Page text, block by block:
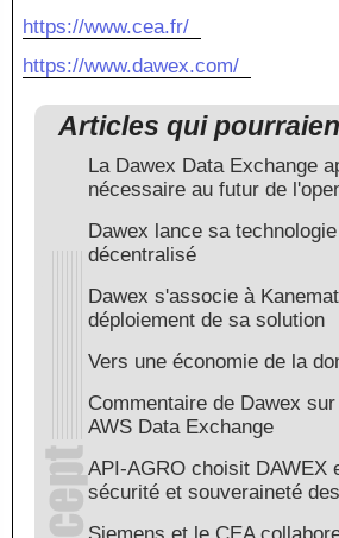
https://www.cea.fr/
https://www.dawex.com/
Articles qui
La Dawex Data Exchange
nécessaire au futur de
Dawex lance sa
décentralisé
Dawex s'associe à
déploiement de sa solution
Vers une économie de la
Commentaire de Dawex
AWS Data Exchange
API-AGRO choisit DAWEX
sécurité et souveraineté